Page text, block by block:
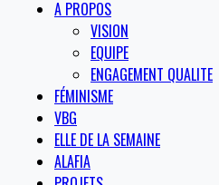
A PROPOS
VISION
EQUIPE
ENGAGEMENT QUALITE
FÉMINISME
VBG
ELLE DE LA SEMAINE
ALAFIA